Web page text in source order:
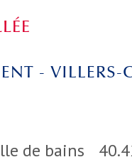
- VILLERS-
de bains